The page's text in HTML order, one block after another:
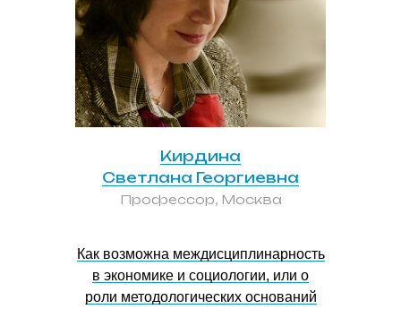
Кирдина
Светлана Георгиевна
Профессор, Москва
Как возможна междисциплинарность
в экономике и социологии, или о
роли методологических оснований